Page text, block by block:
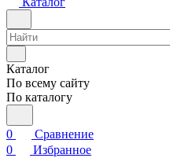
Каталог
По всему сайту
По каталогу
0
Сравнение
0
Избранное